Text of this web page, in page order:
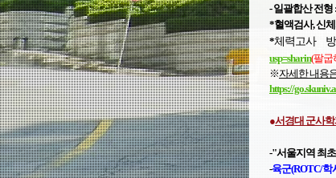
- 일괄합산전형
*혈액검사, 신
*체력고사
usp=sharin(팔굽
※자세한 내용
https://
●서경대 군사
-"서울지역 최
-육군(ROTC/